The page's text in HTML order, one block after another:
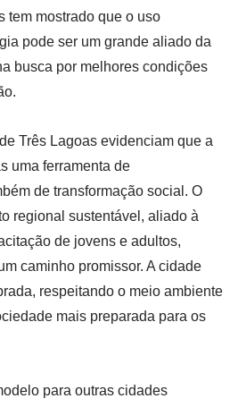
tem mostrado que o uso
pode ser um grande aliado da
busca por melhores condições
Três Lagoas evidenciam que a
uma ferramenta de
de transformação social. O
regional sustentável, aliado à
de jovens e adultos,
caminho promissor. A cidade
respeitando o meio ambiente
mais preparada para os
para outras cidades